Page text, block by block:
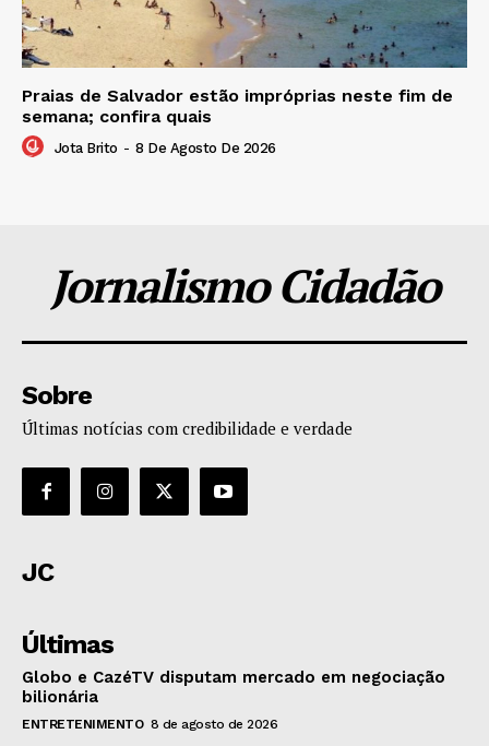
Praias de Salvador estão impróprias neste fim de
semana; confira quais
Jota Brito - 8 De Agosto De 2026
Jornalismo Cidadão
Sobre
Últimas notícias com credibilidade e verdade
JC
Últimas
Globo e CazéTV disputam mercado em negociação
bilionária
ENTRETENIMENTO 8 de agosto de 2026